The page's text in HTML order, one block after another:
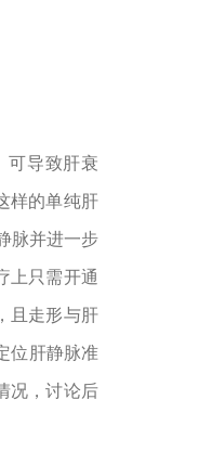
可导致肝衰
样的单纯肝
脉并进一步
上只需开通
且走形与肝
位肝静脉准
况，讨论后